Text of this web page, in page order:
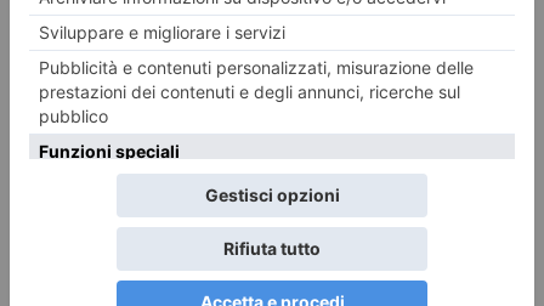
Confagricoltura Piemonte: «ora il mercato riconosca il valore della
produzione» Allasia: “Annata difficile tra caldo, siccità